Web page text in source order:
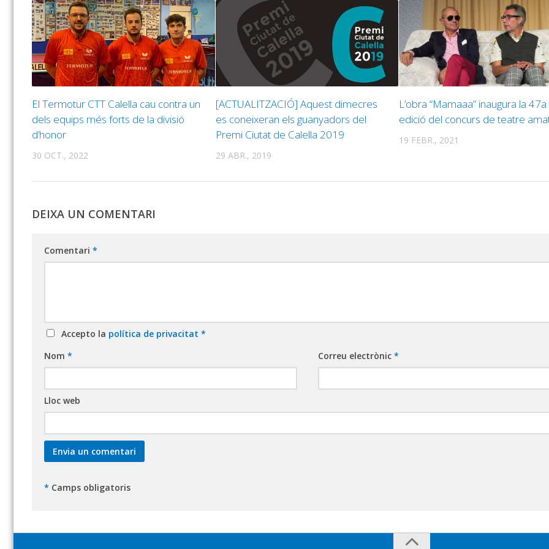
El Termotur CTT Calella cau contra un
dels equips més forts de la divisió
d’honor
30 OCT., 2022
[ACTUALITZACIÓ] Aquest dimecres
es coneixeran els guanyadors del
Premi Ciutat de Calella 2019
29 ABR., 2019
L’obra “Mamaaa” inaugura la 47a
edició del concurs de teatre
19 FEBR., 2021
DEIXA UN COMENTARI
Comentari *
Accepto la política de privacitat *
Nom * Correu electrònic*
Lloc web
* Camps obligatoris